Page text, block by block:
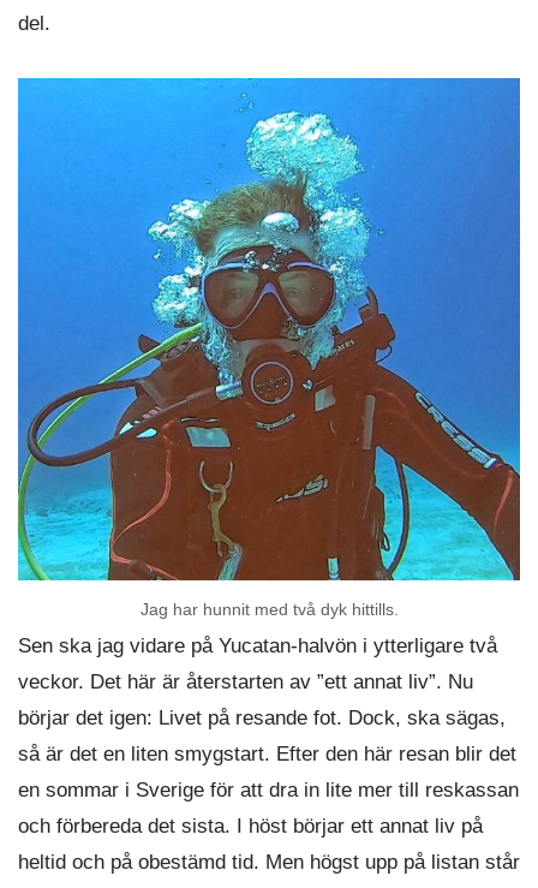
del.
Jag har hunnit med två dyk hittills.
Sen ska jag vidare på Yucatan-halvön i ytterligare två
veckor. Det här är återstarten av ”ett annat liv”. Nu
börjar det igen: Livet på resande fot. Dock, ska sägas,
så är det en liten smygstart. Efter den här resan blir det
en sommar i Sverige för att dra in lite mer till reskassan
och förbereda det sista. I höst börjar ett annat liv på
heltid och på obestämd tid. Men högst upp på listan står